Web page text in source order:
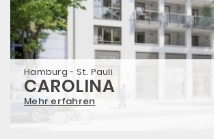
Hamburg - St. Pauli
CAROLINA
Mehr erfahren